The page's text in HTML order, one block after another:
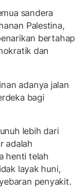
sandera
Palestina,
bertahap
dan
adanya jalan
bagi
lebih dari
adalah
henti telah
layak huni,
penyakit.